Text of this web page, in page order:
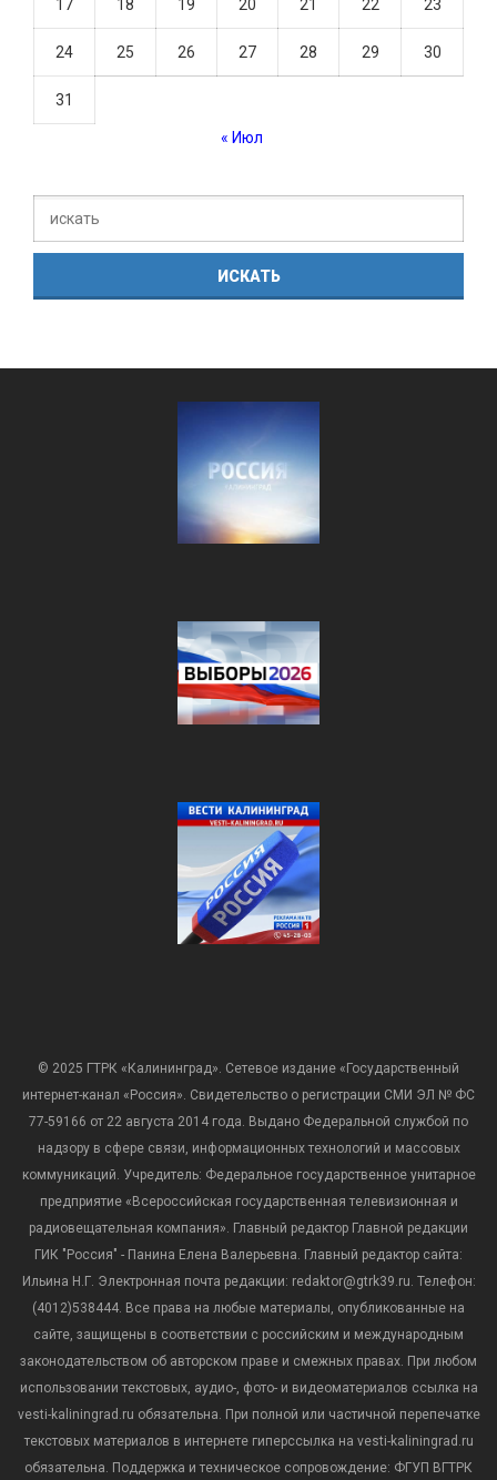
17 18 19 20 21 22 23
24 25 26 27 28 29 30
31
« Июл
© 2025 ГТРК «Калининград». Сетевое издание «Государственный
интернет-канал «Россия». Свидетельство о регистрации СМИ ЭЛ № ФС
77-59166 от 22 августа 2014 года. Выдано Федеральной службой по
надзору в сфере связи, информационных технологий и массовых
коммуникаций. Учредитель: Федеральное государственное унитарное
предприятие «Всероссийская государственная телевизионная и
радиовещательная компания». Главный редактор Главной редакции
ГИК "Россия" - Панина Елена Валерьевна. Главный редактор сайта:
Ильина Н.Г. Электронная почта редакции: redaktor@gtrk39.ru. Телефон:
(4012)538444. Все права на любые материалы, опубликованные на
сайте, защищены в соответствии с российским и международным
законодательством об авторском праве и смежных правах. При любом
использовании текстовых, аудио-, фото- и видеоматериалов ссылка на
vesti-kaliningrad.ru обязательна. При полной или частичной перепечатке
текстовых материалов в интернете гиперссылка на vesti-kaliningrad.ru
обязательна. Поддержка и техническое сопровождение: ФГУП ВГТРК